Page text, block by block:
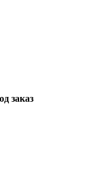
заказ